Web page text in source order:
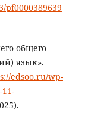
pf0000389639
общего
язык».
edsoo.ru/wp-